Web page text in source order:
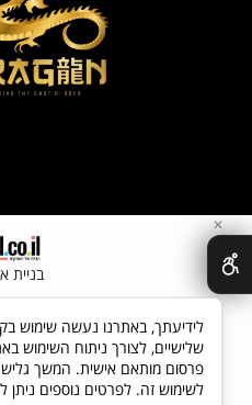
בניית
✕
שלישיים, לצורך ניתוח השימוש
פרסום מותאם אישית. המשך
לשימוש זה. לפרטים נוספים ניתן